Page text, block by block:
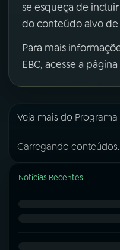
se esqueça de
do conteúdo alvo de
Para mais
EBC, acesse a
Veja mais do Programa
Carregando
Notícias Recentes